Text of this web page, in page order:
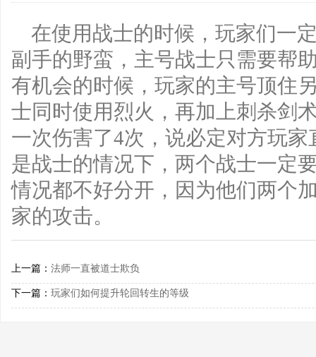
在使用战士的时候，玩家们一
副手的野蛮，主号战士只需要帮
有机会的时候，玩家的主号顶住
士同时使用烈火，再加上刺杀剑
一次伤害了4次，说必定对方玩
是战士的情况下，两个战士一定
情况都不好分开，因为他们两个
家的攻击。
上一篇： 法师一直被道士欺负
下一篇： 玩家们如何提升轮回转生的等级